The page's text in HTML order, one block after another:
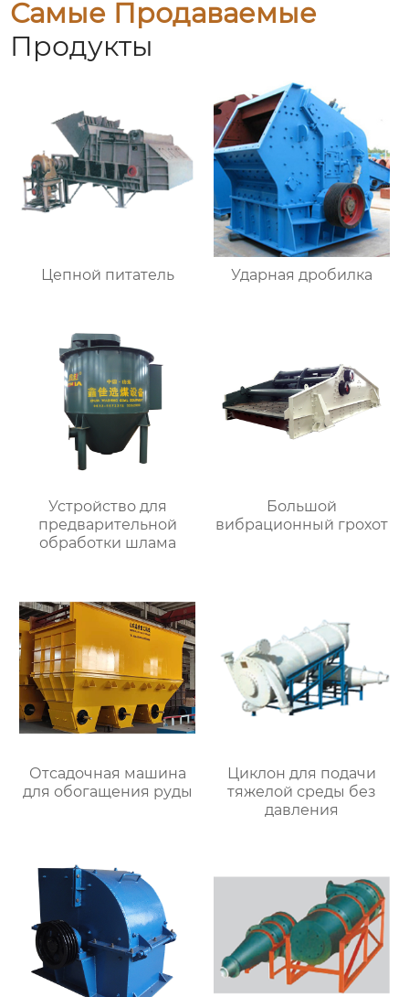
Самые Продаваемые
Продукты
Цепной питатель Ударная дробилка
Устройство для
предварительной
обработки шлама
Большой
вибрационный грохот
Отсадочная машина
для обогащения руды
Циклон для подачи
тяжелой среды без
давления